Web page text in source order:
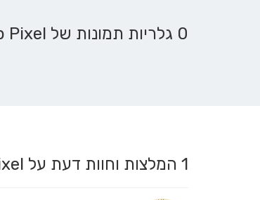
0 גלריות תמונות של Deep Pixel - דמיטרי פצ'ינסקי
1 המלצות וחוות דעת על Deep Pixel - דמיטרי פצ'ינסקי